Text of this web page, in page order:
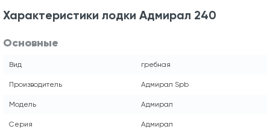
Характеристики лодки Адмирал 240
Основные
Вид гребная
Производитель Адмирал Spb
Модель Адмирал
Серия Адмирал